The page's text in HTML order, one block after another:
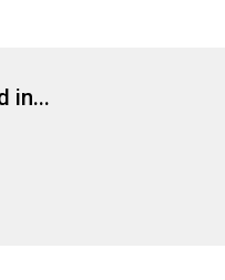
in...